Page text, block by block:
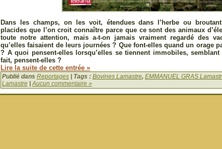
Dans les champs, on les voit, étendues dans l’herbe ou
placides que l’on croit connaître parce que ce sont des animaux
toute notre attention, mais a-t-on jamais vraiment regardé des
qu’elles faisaient de leurs journées ? Que font-elles quand un orage
? A quoi pensent-elles lorsqu’elles se tiennent immobiles,
fait, pensent-elles ?
Lire la suite de cette entrée »
Publié dans Reportages | Tags : Bovines Lamastre, EMMANUEL GRAS
Lamastre |Aucun commentaire »